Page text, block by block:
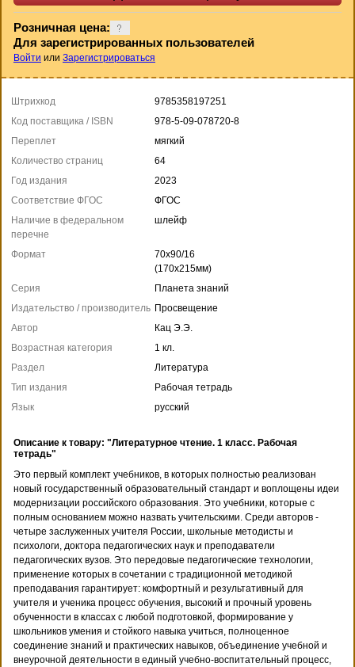
Розничная цена:
Для зарегистрированных пользователей
Войти или Зарегистрироваться
Штрихкод
9785358197251
Код поставщика / ISBN
978-5-09-078720-8
Переплет
мягкий
Количество страниц
64
Год издания
2023
Соответствие ФГОС
ФГОС
Наличие в федеральном
перечне
шлейф
Формат
70x90/16
(170x215мм)
Серия
Планета знаний
Издательство / производитель Просвещение
Автор
Кац Э.Э.
Возрастная категория
1 кл.
Раздел
Литература
Тип издания
Рабочая тетрадь
Язык
русский
Описание к товару: "Литературное чтение. 1 класс. Рабочая
тетрадь"
Это первый комплект учебников, в которых полностью реализован
новый государственный образовательный стандарт и воплощены идеи
модернизации российского образования. Это учебники, которые с
полным основанием можно назвать учительскими. Среди авторов -
четыре заслуженных учителя России, школьные методисты и
психологи, доктора педагогических наук и преподаватели
педагогических вузов. Это передовые педагогические технологии,
применение которых в сочетании с традиционной методикой
преподавания гарантирует: комфортный и результативный для
учителя и ученика процесс обучения, высокий и прочный уровень
обученности в классах с любой подготовкой, формирование у
школьников умения и стойкого навыка учиться, полноценное
соединение знаний и практических навыков, объединение учебной и
внеурочной деятельности в единый учебно-воспитательный процесс,